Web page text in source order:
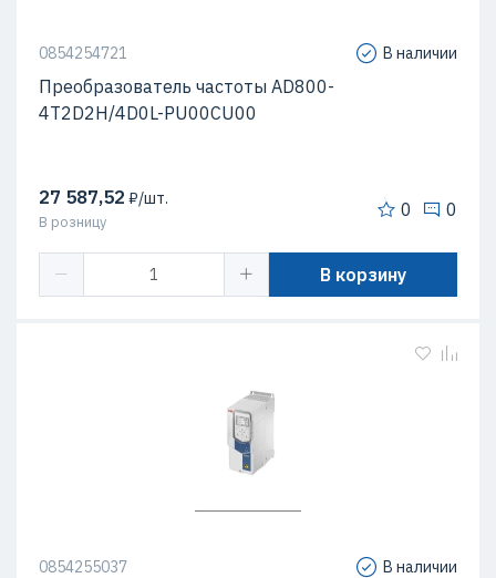
0854254721 В наличии
Преобразователь частоты AD800-
4T2D2H/4D0L-PU00CU00
27 587,52 ₽/шт.
В розницу
0 0
В корзину
0854255037 В наличии